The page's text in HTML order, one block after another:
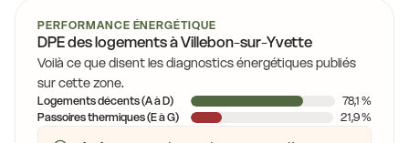
PERFORMANCE ÉNERGÉTIQUE
DPE des logements à Villebon-sur-Yvette
Voilà ce que disent les diagnostics énergétiques publiés
sur cette zone.
Logements décents (A à D)
78,1 %
Passoires thermiques (E à G)
21,9 %